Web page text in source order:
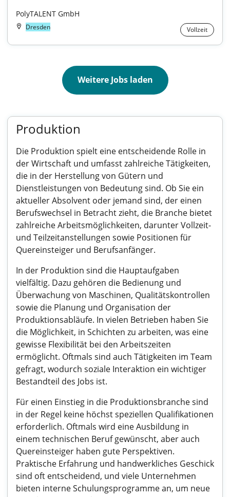
PolyTALENT GmbH
Dresden Vollzeit
Weitere Jobs laden
Produktion
Die Produktion spielt eine entscheidende Rolle in
der Wirtschaft und umfasst zahlreiche Tätigkeiten,
die in der Herstellung von Gütern und
Dienstleistungen von Bedeutung sind. Ob Sie ein
aktueller Absolvent oder jemand sind, der einen
Berufswechsel in Betracht zieht, die Branche bietet
zahlreiche Arbeitsmöglichkeiten, darunter Vollzeit-
und Teilzeitanstellungen sowie Positionen für
Quereinsteiger und Berufsanfänger.
In der Produktion sind die Hauptaufgaben
vielfältig. Dazu gehören die Bedienung und
Überwachung von Maschinen, Qualitätskontrollen
sowie die Planung und Organisation der
Produktionsabläufe. In vielen Betrieben haben Sie
die Möglichkeit, in Schichten zu arbeiten, was eine
gewisse Flexibilität bei den Arbeitszeiten
ermöglicht. Oftmals sind auch Tätigkeiten im Team
gefragt, wodurch soziale Interaktion ein wichtiger
Bestandteil des Jobs ist.
Für einen Einstieg in die Produktionsbranche sind
in der Regel keine höchst speziellen Qualifikationen
erforderlich. Oftmals wird eine Ausbildung in
einem technischen Beruf gewünscht, aber auch
Quereinsteiger haben gute Perspektiven.
Praktische Erfahrung und handwerkliches Geschick
sind oft entscheidend, und viele Unternehmen
bieten interne Schulungsprogramme an, um neue